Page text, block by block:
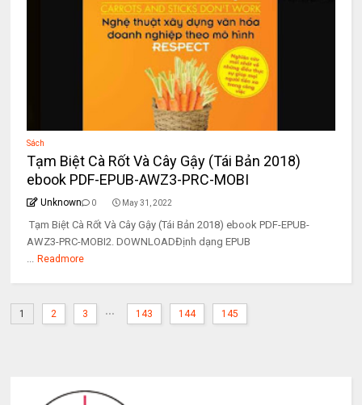
Sách
Tạm Biệt Cà Rốt Và Cây Gậy (Tái Bản 2018)
ebook PDF-EPUB-AWZ3-PRC-MOBI
Unknown 0 May 31, 2022
Tạm Biệt Cà Rốt Và Cây Gậy (Tái Bản 2018) ebook PDF-EPUB-
AWZ3-PRC-MOBI2. DOWNLOADĐịnh dạng EPUB
... Readmore
1 2 3 ... 143 144 145